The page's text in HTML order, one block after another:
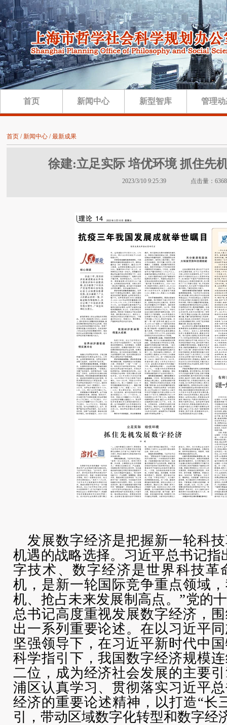
首页 新闻中心 新型智库 管理
首页 / 新闻中心 / 最新成果
徐建:立足实际 培优环境 抓住先
2023/3/10 9:25:39 点击量：6368
发展数字经济是把握新一轮科
机遇的战略选择。习近平总书记指
字技术、数字经济是世界科技革
机，是新一轮国际竞争重点领域
机、抢占未来发展制高点。”党的
总书记高度重视发展数字经济，
出一系列重要论述。在以习近平
坚强领导下，在习近平新时代中
科学指引下，我国数字经济规模
二位，成为经济社会发展的主要
浦区认真学习、贯彻落实习近平
经济的重要论述精神，以打造“长
引，带动区域数字化转型和数字经